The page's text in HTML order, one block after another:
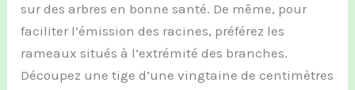
sur des arbres en bonne santé. De même, pour
faciliter l’émission des racines, préférez les
rameaux situés à l’extrémité des branches.
Découpez une tige d’une vingtaine de centimètres